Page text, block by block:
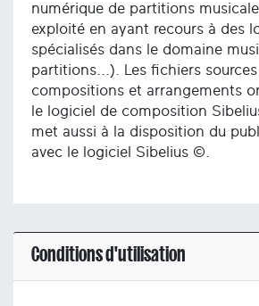
numérique de partitions
exploité en ayant recours à des
spécialisés dans le domaine
partitions...). Les fichiers
compositions et arrangements
le logiciel de composition
met aussi à la disposition du
avec le logiciel Sibelius ©.
Conditions d'utilisation